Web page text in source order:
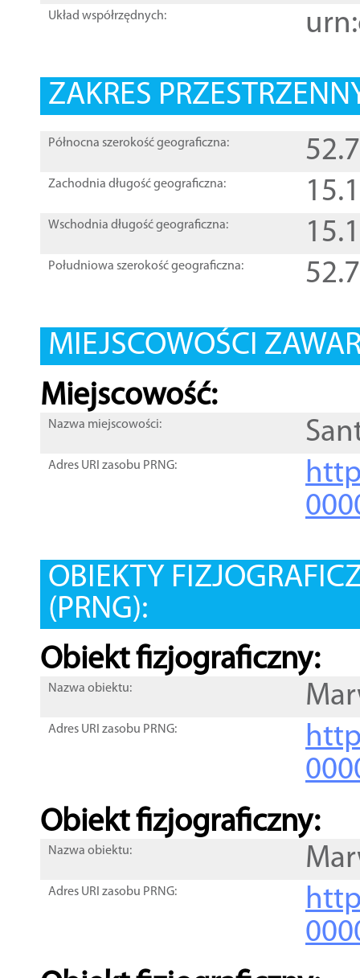
Układ współrzędnych:
ZAKRES
Północna szerokość geograficzna:
Zachodnia długość geograficzna:
Wschodnia długość geograficzna:
Południowa szerokość geograficzna:
MIEJSCOWOŚCI
Miejscowość:
Nazwa miejscowości:
Adres URI zasobu PRNG:
OBIEKTY
(PRNG):
Obiekt fizjograficzny:
Nazwa obiektu:
Adres URI zasobu PRNG:
Obiekt fizjograficzny:
Nazwa obiektu:
Adres URI zasobu PRNG: